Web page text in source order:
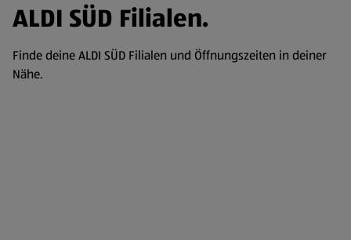
ALDI SÜD Filialen.
Finde deine ALDI SÜD Filialen und Öffnungszeiten in deiner
Nähe.